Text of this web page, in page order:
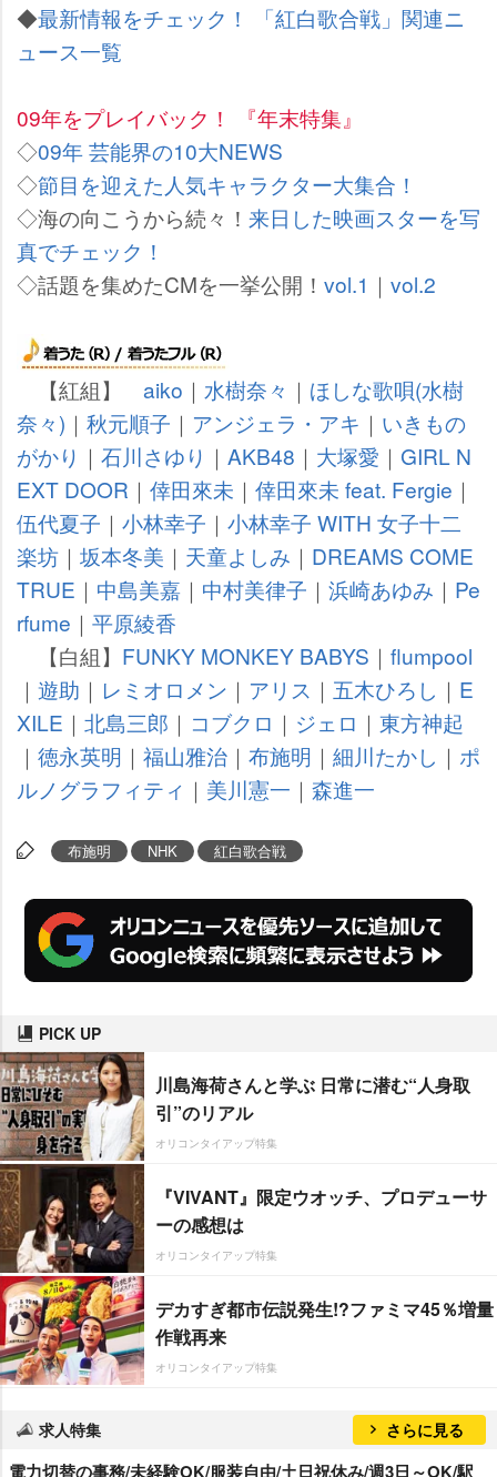
◆最新情報をチェック！ 「紅白歌合戦」関連ニ
ュース一覧
09年をプレイバック！ 『年末特集』
◇09年 芸能界の10大NEWS
◇節目を迎えた人気キャラクター大集合！
◇海の向こうから続々！ 来日した映画スターを写
真でチェック！
◇話題を集めたCMを一挙公開！ vol.1 ｜ vol.2
【紅組】 aiko ｜ 水樹奈々 ｜ ほしな歌唄(水樹
奈々) ｜ 秋元順子 ｜ アンジェラ・アキ ｜ いきもの
がかり ｜ 石川さゆり ｜ AKB48 ｜ 大塚愛 ｜ GIRL N
EXT DOOR ｜ 倖田來未 ｜ 倖田來未 feat. Fergie ｜
伍代夏子 ｜ 小林幸子 ｜ 小林幸子 WITH 女子十二
楽坊 ｜ 坂本冬美 ｜ 天童よしみ ｜ DREAMS COME
TRUE ｜ 中島美嘉 ｜ 中村美律子 ｜ 浜崎あゆみ ｜ Pe
rfume ｜ 平原綾香
【白組】 FUNKY MONKEY BABYS ｜ flumpool
｜ 遊助 ｜ レミオロメン ｜ アリス ｜ 五木ひろし ｜ E
XILE ｜ 北島三郎 ｜ コブクロ ｜ ジェロ ｜ 東方神起
｜ 徳永英明 ｜ 福山雅治 ｜ 布施明 ｜ 細川たかし ｜ ポ
ルノグラフィティ ｜ 美川憲一 ｜ 森進一
布施明 NHK 紅白歌合戦
PICK UP
川島海荷さんと学ぶ 日常に潜む“人身取
引”のリアル
オリコンタイアップ特集
『VIVANT』限定ウオッチ、プロデューサ
ーの感想は
オリコンタイアップ特集
デカすぎ都市伝説発生!?ファミマ45％増量
作戦再来
オリコンタイアップ特集
求人特集 さらに見る
電力切替の事務/未経験OK/服装自由/土日祝休み/週3日～OK/駅